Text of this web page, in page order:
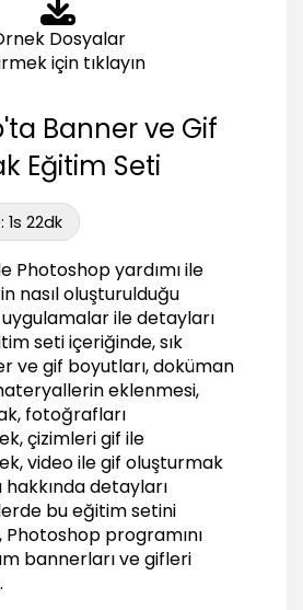
animasyonu oluşturmak
ile ilgili gif oluşturmak
kaydetmek
Dosyalar
için tıklayın
Banner ve Gif
Eğitim Seti
1s 22dk
Photoshop yardımı ile
nasıl oluşturulduğu
ile detayları
seti içeriğinde, sık
ve gif boyutları, doküman
eklenmesi,
fotoğrafları
çizimleri gif ile
video ile gif oluşturmak
detayları
bu eğitim setini
programını
bannerları ve gifleri